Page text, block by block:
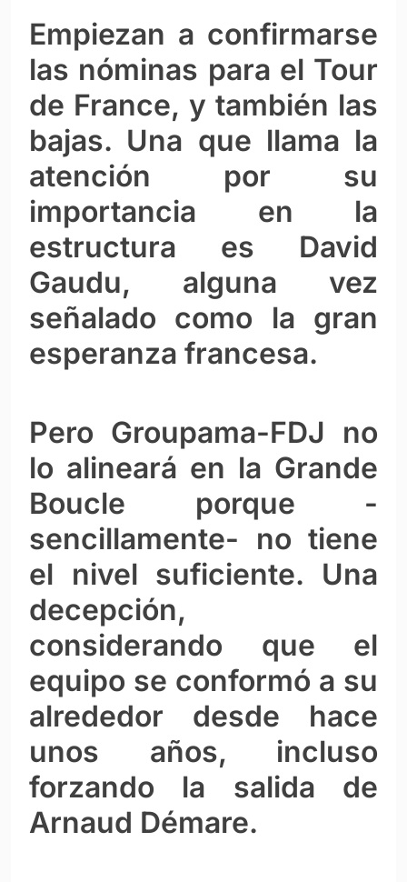
Empiezan a confirmarse
las nóminas para el Tour
de France, y también las
bajas. Una que llama la
atención por su
importancia en la
estructura es David
Gaudu, alguna vez
señalado como la gran
esperanza francesa.
Pero Groupama-FDJ no
lo alineará en la Grande
Boucle porque -
sencillamente- no tiene
el nivel suficiente. Una
decepción,
considerando que el
equipo se conformó a su
alrededor desde hace
unos años, incluso
forzando la salida de
Arnaud Démare.